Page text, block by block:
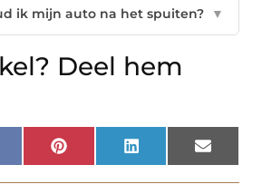
ik mijn auto na het spuiten? ▼
Deel hem
Pinterest LinkedIn Email